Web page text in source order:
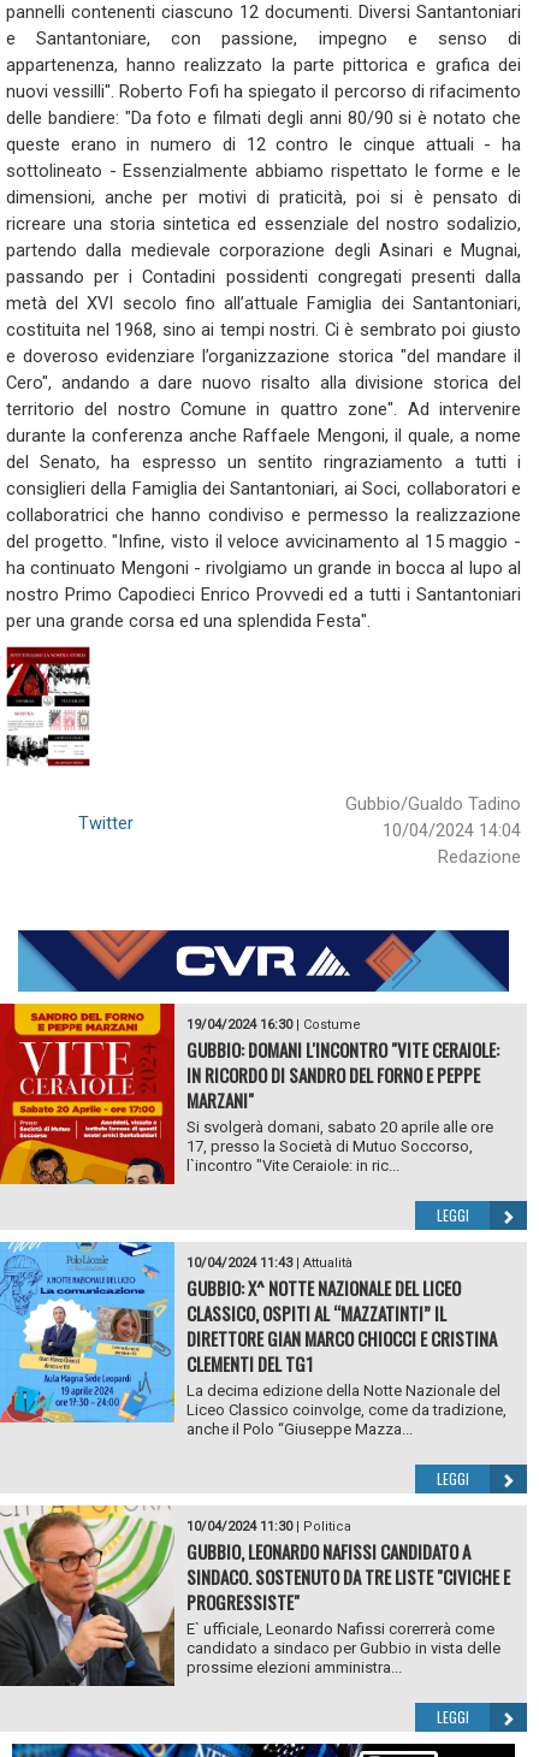
pannelli contenenti ciascuno 12 documenti. Diversi Santantoniari
e Santantoniare, con passione, impegno e senso di
appartenenza, hanno realizzato la parte pittorica e grafica dei
nuovi vessilli". Roberto Fofi ha spiegato il percorso di rifacimento
delle bandiere: "Da foto e filmati degli anni 80/90 si è notato che
queste erano in numero di 12 contro le cinque attuali - ha
sottolineato - Essenzialmente abbiamo rispettato le forme e le
dimensioni, anche per motivi di praticità, poi si è pensato di
ricreare una storia sintetica ed essenziale del nostro sodalizio,
partendo dalla medievale corporazione degli Asinari e Mugnai,
passando per i Contadini possidenti congregati presenti dalla
metà del XVI secolo fino all’attuale Famiglia dei Santantoniari,
costituita nel 1968, sino ai tempi nostri. Ci è sembrato poi giusto
e doveroso evidenziare l’organizzazione storica "del mandare il
Cero", andando a dare nuovo risalto alla divisione storica del
territorio del nostro Comune in quattro zone". Ad intervenire
durante la conferenza anche Raffaele Mengoni, il quale, a nome
del Senato, ha espresso un sentito ringraziamento a tutti i
consiglieri della Famiglia dei Santantoniari, ai Soci, collaboratori e
collaboratrici che hanno condiviso e permesso la realizzazione
del progetto. "Infine, visto il veloce avvicinamento al 15 maggio -
ha continuato Mengoni - rivolgiamo un grande in bocca al lupo al
nostro Primo Capodieci Enrico Provvedi ed a tutti i Santantoniari
per una grande corsa ed una splendida Festa".
Gubbio/Gualdo Tadino
10/04/2024 14:04
Redazione
Twitter
19/04/2024 16:30| Costume
GUBBIO: DOMANI L'INCONTRO "VITE CERAIOLE:
IN RICORDO DI SANDRO DEL FORNO E PEPPE
MARZANI"
Si svolgerà domani, sabato 20 aprile alle ore
17, presso la Società di Mutuo Soccorso,
l`incontro "Vite Ceraiole: in ric...
LEGGI
10/04/2024 11:43| Attualità
GUBBIO: X^ NOTTE NAZIONALE DEL LICEO
CLASSICO, OSPITI AL “MAZZATINTI” IL
DIRETTORE GIAN MARCO CHIOCCI E CRISTINA
CLEMENTI DEL TG1
La decima edizione della Notte Nazionale del
Liceo Classico coinvolge, come da tradizione,
anche il Polo “Giuseppe Mazza...
LEGGI
10/04/2024 11:30| Politica
GUBBIO, LEONARDO NAFISSI CANDIDATO A
SINDACO. SOSTENUTO DA TRE LISTE "CIVICHE E
PROGRESSISTE"
E` ufficiale, Leonardo Nafissi corerrerà come
candidato a sindaco per Gubbio in vista delle
prossime elezioni amministra...
LEGGI